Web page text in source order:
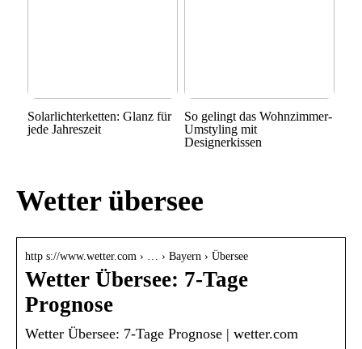
Solarlichterketten: Glanz für
jede Jahreszeit
So gelingt das Wohnzimmer-
Umstyling mit
Designerkissen
Wetter übersee
http s://www.wetter.com › … › Bayern › Übersee
Wetter Übersee: 7-Tage
Prognose
Wetter Übersee: 7-Tage Prognose | wetter.com